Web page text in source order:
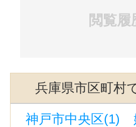
閲覧
兵庫県市区町村
神戸市中央区(1)